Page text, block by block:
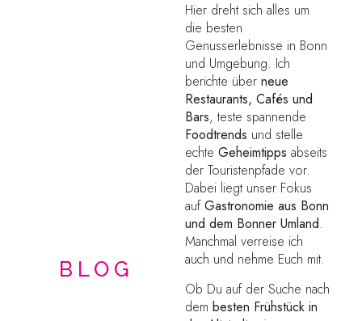
BLOG
Hier dreht sich alles um
die besten
Genusserlebnisse in Bonn
und Umgebung. Ich
berichte über neue
Restaurants, Cafés und
Bars, teste spannende
Foodtrends und stelle
echte Geheimtipps abseits
der Touristenpfade vor.
Dabei liegt unser Fokus
aufGastronomie aus Bonn
und dem Bonner Umland.
Manchmal verreise ich
auch und nehme Euch mit.
Ob Du auf der Suche nach
dem besten Frühstück in